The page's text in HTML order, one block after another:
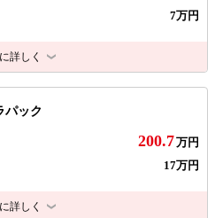
7万円
詳しく
パック
200.7万円
17万円
詳しく